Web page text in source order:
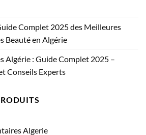
Complet 2025 des Meilleures
Beauté en Algérie
Algérie : Guide Complet 2025 –
Conseils Experts
Algerie